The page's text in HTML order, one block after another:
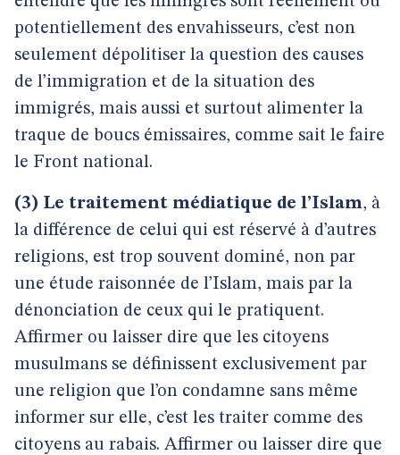
potentiellement des envahisseurs, c’est non
seulement dépolitiser la question des causes
de l’immigration et de la situation des
immigrés, mais aussi et surtout alimenter la
traque de boucs émissaires, comme sait le faire
le Front national.
(3) Le traitement médiatique de l’Islam, à
la différence de celui qui est réservé à d’autres
religions, est trop souvent dominé, non par
une étude raisonnée de l’Islam, mais par la
dénonciation de ceux qui le pratiquent.
Affirmer ou laisser dire que les citoyens
musulmans se définissent exclusivement par
une religion que l’on condamne sans même
informer sur elle, c’est les traiter comme des
citoyens au rabais. Affirmer ou laisser dire que